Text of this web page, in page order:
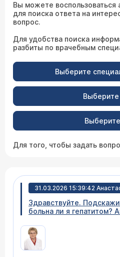
Вы можете воспользоваться
для поиска ответа на
вопрос.
Для удобства поиска
разбиты по врачебным
Выберите
Выберите
Для того, чтобы задать
31.03.2026 15:39:42
Здравствуйте.
больна ли я гепатитом?
неопределённый. Что это